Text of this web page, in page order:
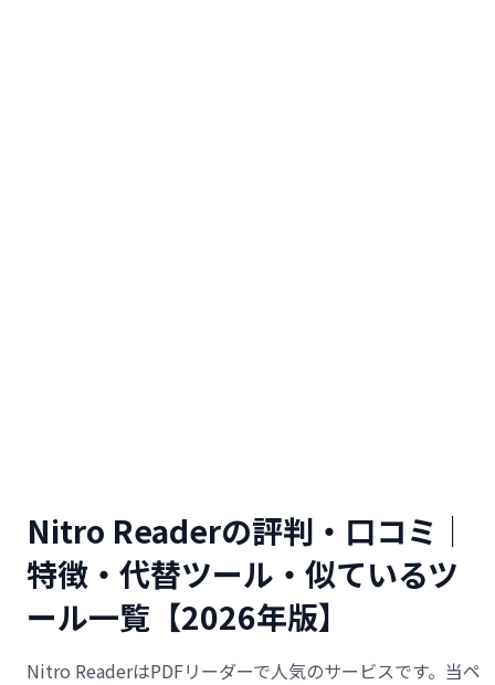
Nitro Readerの評判・口コミ｜
特徴・代替ツール・似ているツ
ール一覧【2026年版】
Nitro ReaderはPDFリーダーで人気のサービスです。当ペ